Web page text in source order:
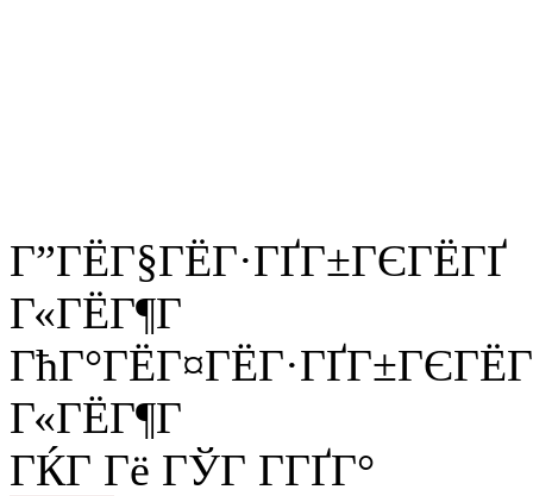
Г”ГЁГ§ГЁГ·ГҐГ±ГЄГЁГҐ
Г«ГЁГ¶Г
Г«ГЁГ¶Г
ГЌГ Гё ГЎГ Г­ГҐГ°